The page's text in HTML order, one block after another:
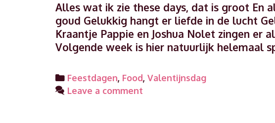
Alles wat ik zie these days, dat is groot En
goud Gelukkig hangt er liefde in de lucht
Kraantje Pappie en Joshua Nolet zingen
Volgende week is hier natuurlijk helemaal
Categories
Feestdagen, Food, Valentijnsdag
Leave a comment